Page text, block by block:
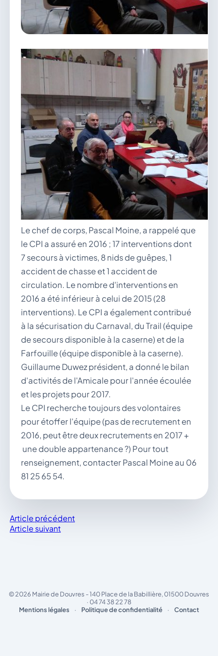
vous.
04 74 38 22 78
mairie@douvres.fr
140 Place de la Babillière, 01500 Douvres
Contacter la mairie
Le guichet des associations
Le chef de corps, Pascal Moine, a rappelé que
le CPI a assuré en 2016 ; 17 interventions dont
7 secours à victimes, 8 nids de guêpes, 1
accident de chasse et 1 accident de
circulation. Le nombre d'interventions en
2016 a été inférieur à celui de 2015 (28
interventions). Le CPI a également contribué
à la sécurisation du Carnaval, du Trail (équipe
de secours disponible à la caserne) et de la
Farfouille (équipe disponible à la caserne).
Guillaume Duwez président, a donné le bilan
d'activités de l'Amicale pour l'année écoulée
et les projets pour 2017.
Le CPI recherche toujours des volontaires
pour étoffer l'équipe (pas de recrutement en
2016, peut être deux recrutements en 2017 +
une double appartenance ?) Pour tout
renseignement, contacter Pascal Moine au 06
81 25 65 54.
Article précédent
Article suivant
© 2026 Mairie de Douvres - 140 Place de la Babillière, 01500 Douvres
· 04 74 38 22 78
Mentions légales
· Politique de confidentialité · Contact